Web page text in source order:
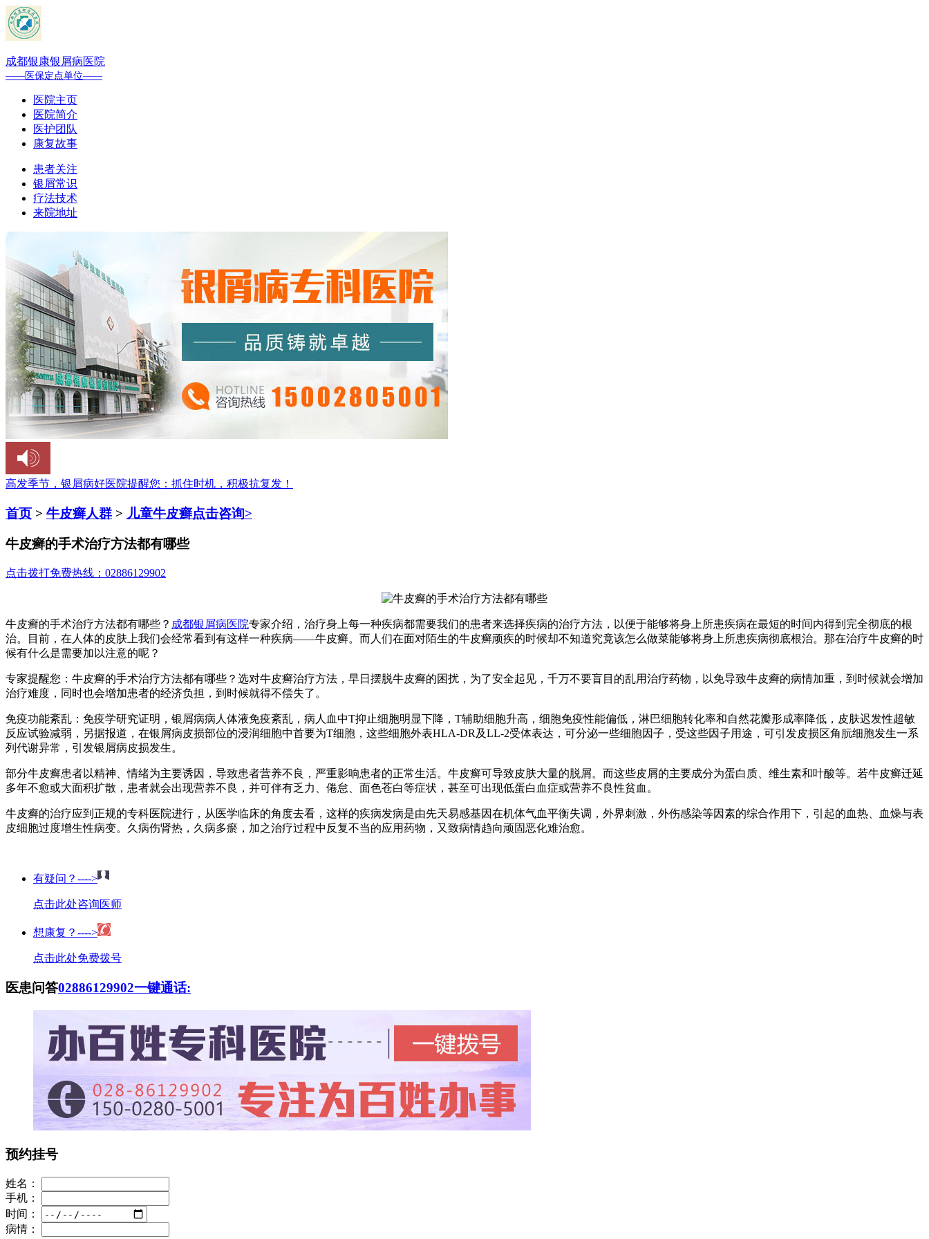
成都银康银屑病医院
——医保定点单位——
医院主页
医院简介
医护团队
康复故事
患者关注
银屑常识
疗法技术
来院地址
高发季节，银屑病好医院提醒您： 抓住时机，积极抗复发！
首页 > 牛皮癣人群 > 儿童牛皮癣点击咨询>
牛皮癣的手术治疗方法都有哪些
点击拨打免费热线：02886129902
牛皮癣的手术治疗方法都有哪些？ 成都银屑病医院专家介绍，治疗身上每一种疾病都需要我们的患者来选择疾病的治疗方法，以便于能够将身上所患疾病在最短的时间内得到完全彻底的根
治。目前，在人体的皮肤上我们会经常看到有这样一种疾病——牛皮癣。而人们在面对陌生的牛皮癣顽疾的时候却不知道究竟该怎么做菜能够将身上所患疾病彻底根治。那在治疗牛皮癣的时
候有什么是需要加以注意的呢？
专家提醒您：牛皮癣的手术治疗方法都有哪些？选对牛皮癣治疗方法，早日摆脱牛皮癣的困扰，为了安全起见，千万不要盲目的乱用治疗药物，以免导致牛皮癣的病情加重，到时候就会增加
治疗难度，同时也会增加患者的经济负担，到时候就得不偿失了。
免疫功能紊乱：免疫学研究证明，银屑病病人体液免疫紊乱，病人血中T抑止细胞明显下降，T辅助细胞升高，细胞免疫性能偏低，淋巴细胞转化率和自然花瓣形成率降低，皮肤迟发性超敏
反应试验减弱，另据报道，在银屑病皮损部位的浸润细胞中首要为T细胞，这些细胞外表HLA-DR及LL-2受体表达，可分泌一些细胞因子，受这些因子用途，可引发皮损区角朊细胞发生一系
列代谢异常，引发银屑病皮损发生。
部分牛皮癣患者以精神、情绪为主要诱因，导致患者营养不良，严重影响患者的正常生活。牛皮癣可导致皮肤大量的脱屑。而这些皮屑的主要成分为蛋白质、维生素和叶酸等。若牛皮癣迁延
多年不愈或大面积扩散，患者就会出现营养不良，并可伴有乏力、倦怠、面色苍白等症状，甚至可出现低蛋白血症或营养不良性贫血。
牛皮癣的治疗应到正规的专科医院进行，从医学临床的角度去看，这样的疾病发病是由先天易感基因在机体气血平衡失调，外界刺激，外伤感染等因素的综合作用下，引起的血热、血燥与表
皮细胞过度增生性病变。久病伤肾热，久病多瘀，加之治疗过程中反复不当的应用药物，又致病情趋向顽固恶化难治愈。
有疑问？---->
点击此处咨询医师
想康复？---->
点击此处免费拨号
医患问答02886129902一键通话:
预约挂号
姓名：
手机：
时间：
病情：